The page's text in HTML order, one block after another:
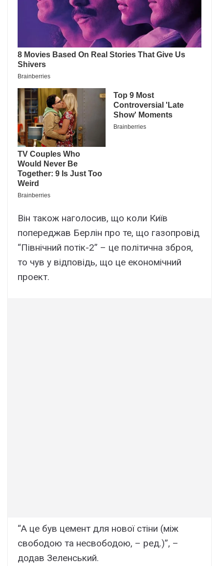
Він також наголосив, що коли Київ
попереджав Берлін про те, що газопровід
“Північний потік-2” – це політична зброя,
то чув у відповідь, що це економічний
проект.
“А це був цемент для нової стіни (між
свободою та несвободою, – ред.)”, –
додав Зеленський.